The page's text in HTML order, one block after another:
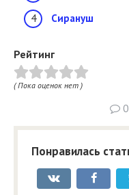
Сирануш
Рейтинг
( Пока оценок нет )
0
Понравилась